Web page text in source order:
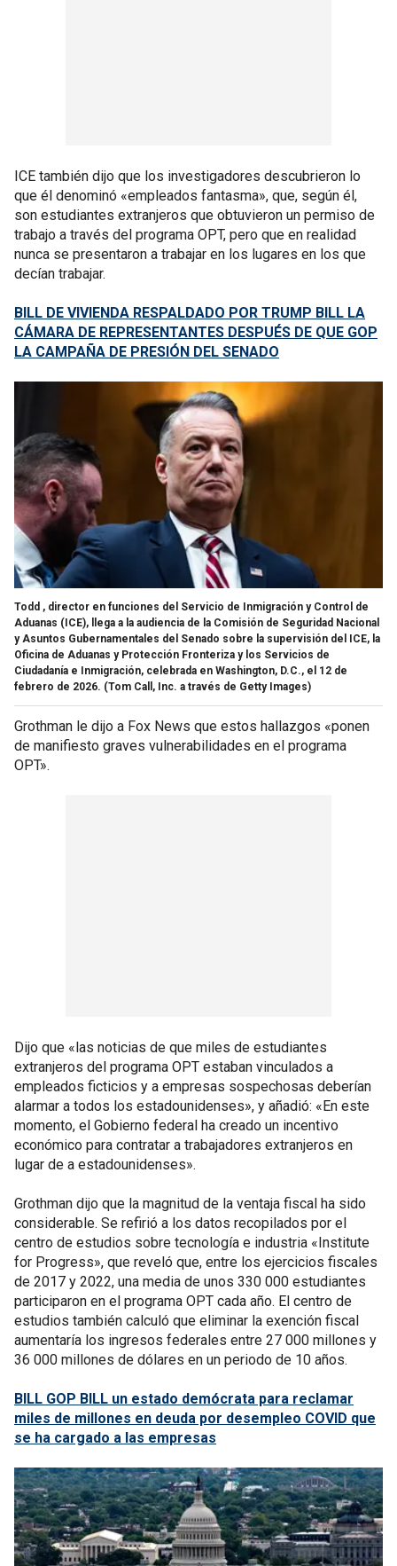
ICE también dijo que los investigadores descubrieron lo
que él denominó «empleados fantasma», que, según él,
son estudiantes extranjeros que obtuvieron un permiso de
trabajo a través del programa OPT, pero que en realidad
nunca se presentaron a trabajar en los lugares en los que
decían trabajar.
BILL DE VIVIENDA RESPALDADO POR TRUMP BILL LA
CÁMARA DE REPRESENTANTES DESPUÉS DE QUE GOP
LA CAMPAÑA DE PRESIÓN DEL SENADO
Todd , director en funciones del Servicio de Inmigración y Control de
Aduanas (ICE), llega a la audiencia de la Comisión de Seguridad Nacional
y Asuntos Gubernamentales del Senado sobre la supervisión del ICE, la
Oficina de Aduanas y Protección Fronteriza y los Servicios de
Ciudadanía e Inmigración, celebrada en Washington, D.C., el 12 de
febrero de 2026. (Tom Call, Inc. a través de Getty Images)
Grothman le dijo a Fox News que estos hallazgos «ponen
de manifiesto graves vulnerabilidades en el programa
OPT».
Dijo que «las noticias de que miles de estudiantes
extranjeros del programa OPT estaban vinculados a
empleados ficticios y a empresas sospechosas deberían
alarmar a todos los estadounidenses», y añadió: «En este
momento, el Gobierno federal ha creado un incentivo
económico para contratar a trabajadores extranjeros en
lugar de a estadounidenses».
Grothman dijo que la magnitud de la ventaja fiscal ha sido
considerable. Se refirió a los datos recopilados por el
centro de estudios sobre tecnología e industria «Institute
for Progress», que reveló que, entre los ejercicios fiscales
de 2017 y 2022, una media de unos 330 000 estudiantes
participaron en el programa OPT cada año. El centro de
estudios también calculó que eliminar la exención fiscal
aumentaría los ingresos federales entre 27 000 millones y
36 000 millones de dólares en un periodo de 10 años.
BILL GOP BILL un estado demócrata para reclamar
miles de millones en deuda por desempleo COVID que
se ha cargado a las empresas